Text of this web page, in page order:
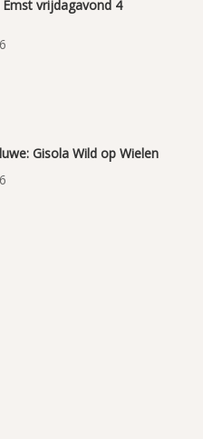
vrijdagavond 4
Gisola Wild op Wielen